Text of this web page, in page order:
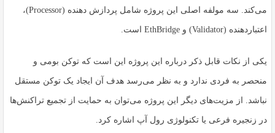
می‌کند. سه مولفه اصلی این پروژه شامل پردازش دهنده (Processor)،
اعتباردهنده (Validator) و EthBridge است.
یکی از نکات قابل ذکر درباره این پروژه این است که توکن بومی و
منحصر به فردی ندارد و به نظر می‌رسد هدف آن ایجاد یک توکن مستقل
نباشد. از مزیت‌های دیگر این پروژه می‌توان به حمایت از تجمیع تراکنش‌ها
در زنجیره فرعی یا تکنولوژی رول آپ اشاره کرد.